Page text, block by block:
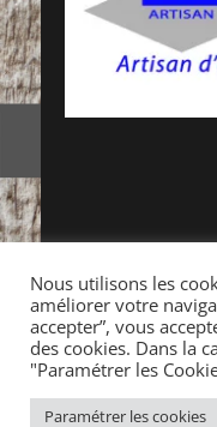
Copyright © 2026
Nous utilisons les
améliorer votre
accepter”, vous
des cookies. Dans la
"Paramétrer les
Paramétrer les cookies